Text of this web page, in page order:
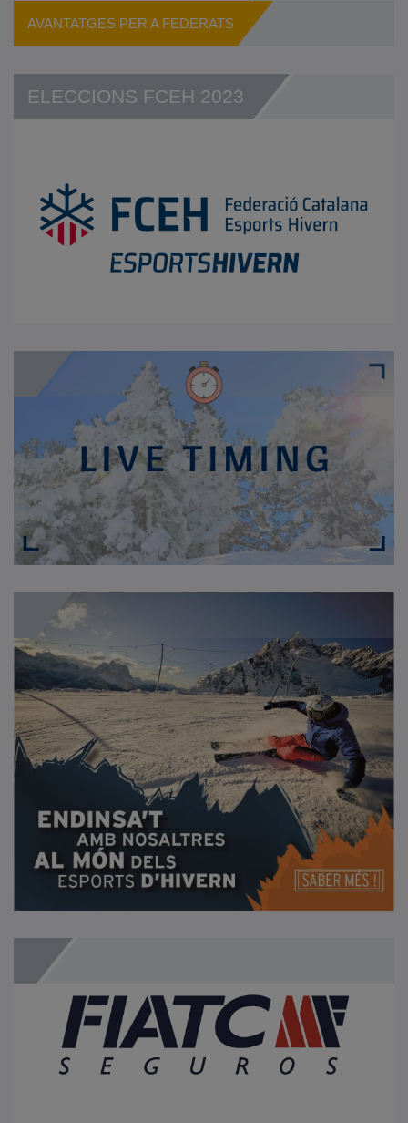
AVANTATGES PER A FEDERATS
ELECCIONS FCEH 2023